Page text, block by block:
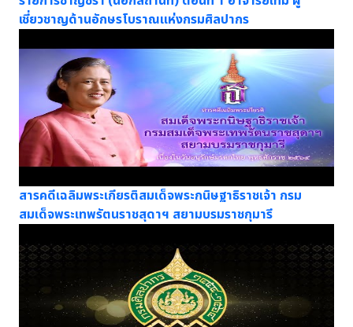
เชี่ยวชาญด้านอักษรโบราณแห่งกรมศิลปากร
สารคดีเฉลิมพระเกียรติสมเด็จพระกนิษฐาธิราชเจ้า กรม
สมเด็จพระเทพรัตนราชสุดาฯ สยามบรมราชกุมารี